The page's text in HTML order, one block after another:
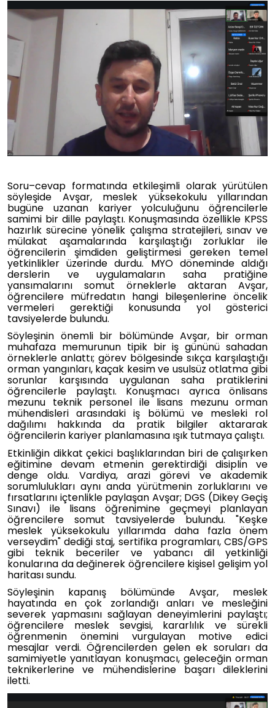
Soru–cevap formatında etkileşimli olarak yürütülen
söyleşide Avşar, meslek yüksekokulu yıllarından
bugüne uzanan kariyer yolculuğunu öğrencilerle
samimi bir dille paylaştı. Konuşmasında özellikle KPSS
hazırlık sürecine yönelik çalışma stratejileri, sınav ve
mülakat aşamalarında karşılaştığı zorluklar ile
öğrencilerin şimdiden geliştirmesi gereken temel
yetkinlikler üzerinde durdu. MYO döneminde aldığı
derslerin ve uygulamaların saha pratiğine
yansımalarını somut örneklerle aktaran Avşar,
öğrencilere müfredatın hangi bileşenlerine öncelik
vermeleri gerektiği konusunda yol gösterici
tavsiyelerde bulundu.
Söyleşinin önemli bir bölümünde Avşar, bir orman
muhafaza memurunun tipik bir iş gününü sahadan
örneklerle anlattı; görev bölgesinde sıkça karşılaştığı
orman yangınları, kaçak kesim ve usulsüz otlatma gibi
sorunlar karşısında uygulanan saha pratiklerini
öğrencilerle paylaştı. Konuşmacı ayrıca önlisans
mezunu teknik personel ile lisans mezunu orman
mühendisleri arasındaki iş bölümü ve mesleki rol
dağılımı hakkında da pratik bilgiler aktararak
öğrencilerin kariyer planlamasına ışık tutmaya çalıştı.
Etkinliğin dikkat çekici başlıklarından biri de çalışırken
eğitimine devam etmenin gerektirdiği disiplin ve
denge oldu. Vardiya, arazi görevi ve akademik
sorumlulukları aynı anda yürütmenin zorluklarını ve
fırsatlarını içtenlikle paylaşan Avşar; DGS (Dikey Geçiş
Sınavı) ile lisans öğrenimine geçmeyi planlayan
öğrencilere somut tavsiyelerde bulundu. "Keşke
meslek yüksekokulu yıllarımda daha fazla önem
verseydim" dediği staj, sertifika programları, CBS/GPS
gibi teknik beceriler ve yabancı dil yetkinliği
konularına da değinerek öğrencilere kişisel gelişim yol
haritası sundu.
Söyleşinin kapanış bölümünde Avşar, meslek
hayatında en çok zorlandığı anları ve mesleğini
severek yapmasını sağlayan deneyimlerini paylaştı;
öğrencilere meslek sevgisi, kararlılık ve sürekli
öğrenmenin önemini vurgulayan motive edici
mesajlar verdi. Öğrencilerden gelen ek soruları da
samimiyetle yanıtlayan konuşmacı, geleceğin orman
teknikerlerine ve mühendislerine başarı dileklerini
iletti.